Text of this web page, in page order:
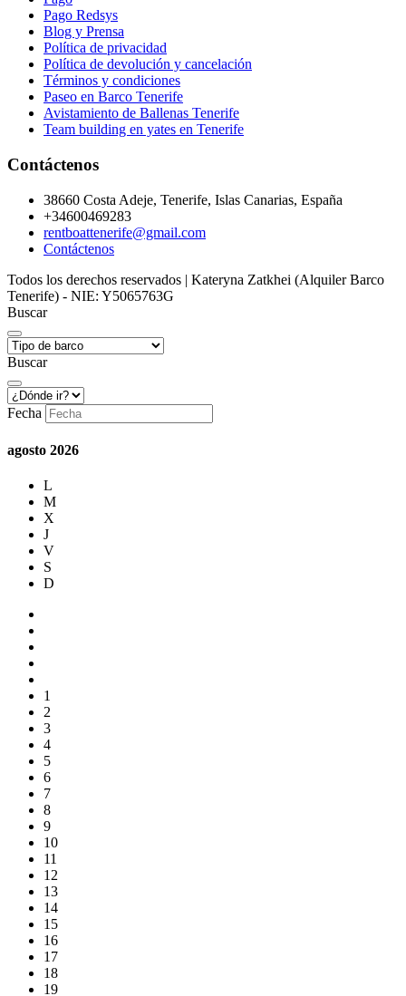
Pago Redsys
Blog y Prensa
Política de privacidad
Política de devolución y cancelación
Términos y condiciones
Paseo en Barco Tenerife
Avistamiento de Ballenas Tenerife
Team building en yates en Tenerife
Contáctenos
38660 Costa Adeje, Tenerife, Islas Canarias, España
+34600469283
rentboattenerife@gmail.com
Contáctenos
Todos los derechos reservados | Kateryna Zatkhei (Alquiler Barco
Tenerife) - NIE: Y5065763G
Buscar
Buscar
Fecha
agosto 2026
L
M
X
J
V
S
D
1
2
3
4
5
6
7
8
9
10
11
12
13
14
15
16
17
18
19